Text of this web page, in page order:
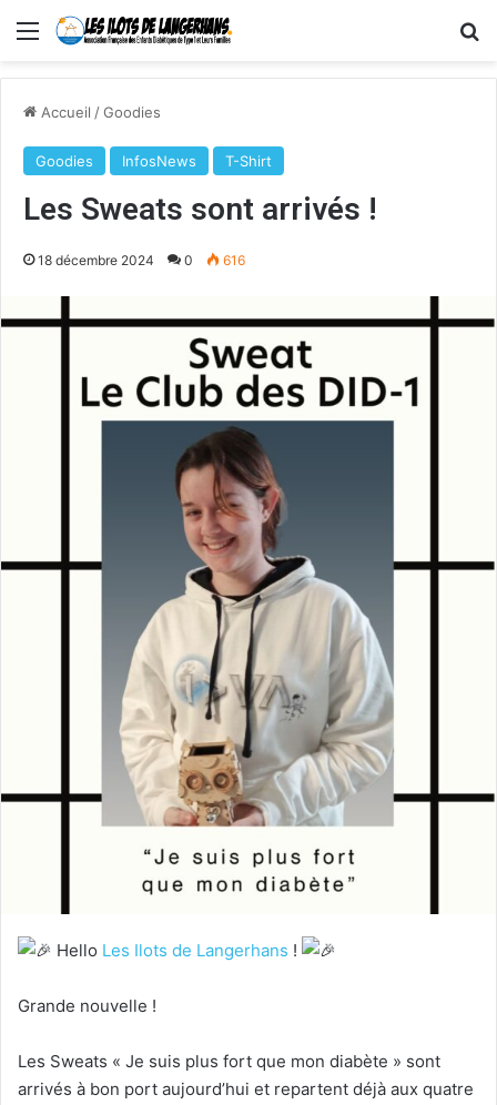
Menu
Accueil /Goodies
Goodies InfosNews T-Shirt
Les Sweats sont arrivés !
18 décembre 2024 0 616
Hello Les Ilots de Langerhans !
Grande nouvelle !
Les Sweats « Je suis plus fort que mon diabète » sont
arrivés à bon port aujourd’hui et repartent déjà aux quatre